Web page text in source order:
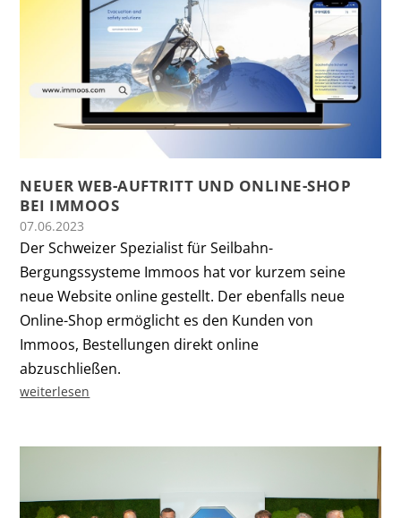
NEUER WEB-AUFTRITT UND ONLINE-SHOP
BEI IMMOOS
07.06.2023
Der Schweizer Spezialist für Seilbahn-
Bergungssysteme Immoos hat vor kurzem seine
neue Website online gestellt. Der ebenfalls neue
Online-Shop ermöglicht es den Kunden von
Immoos, Bestellungen direkt online
abzuschließen.
weiterlesen